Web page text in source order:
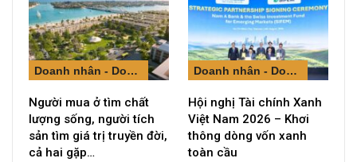
Doanh nhân - Doanh nghiệp
Người mua ở tìm chất
lượng sống, người tích
sản tìm giá trị truyền đời,
cả hai gặp…
Doanh nhân - Doanh nghiệp
Hội nghị Tài chính Xanh
Việt Nam 2026 – Khơi
thông dòng vốn xanh
toàn cầu